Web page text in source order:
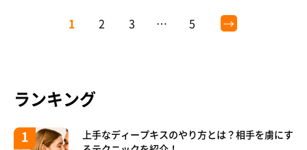
1 2 3 … 5 →
ランキング
上手なディープキスのやり方とは？相手を虜にす